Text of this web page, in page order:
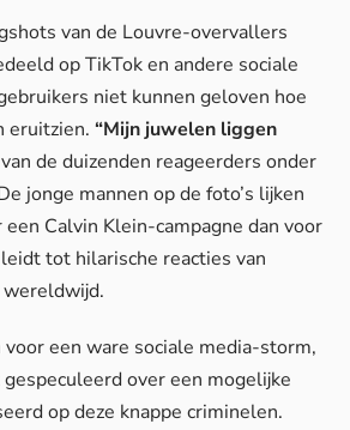
van de Louvre-overvallers
op TikTok en andere sociale
niet kunnen geloven hoe
eruitzien. “Mijn juwelen liggen
de duizenden reageerders onder
jonge mannen op de foto’s lijken
Calvin Klein-campagne dan voor
tot hilarische reacties van
een ware sociale media-storm,
over een mogelijke
op deze knappe criminelen.